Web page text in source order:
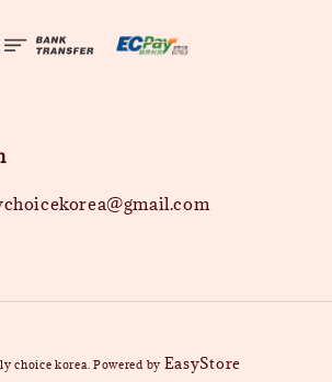
choice korea. Powered by EasyStore